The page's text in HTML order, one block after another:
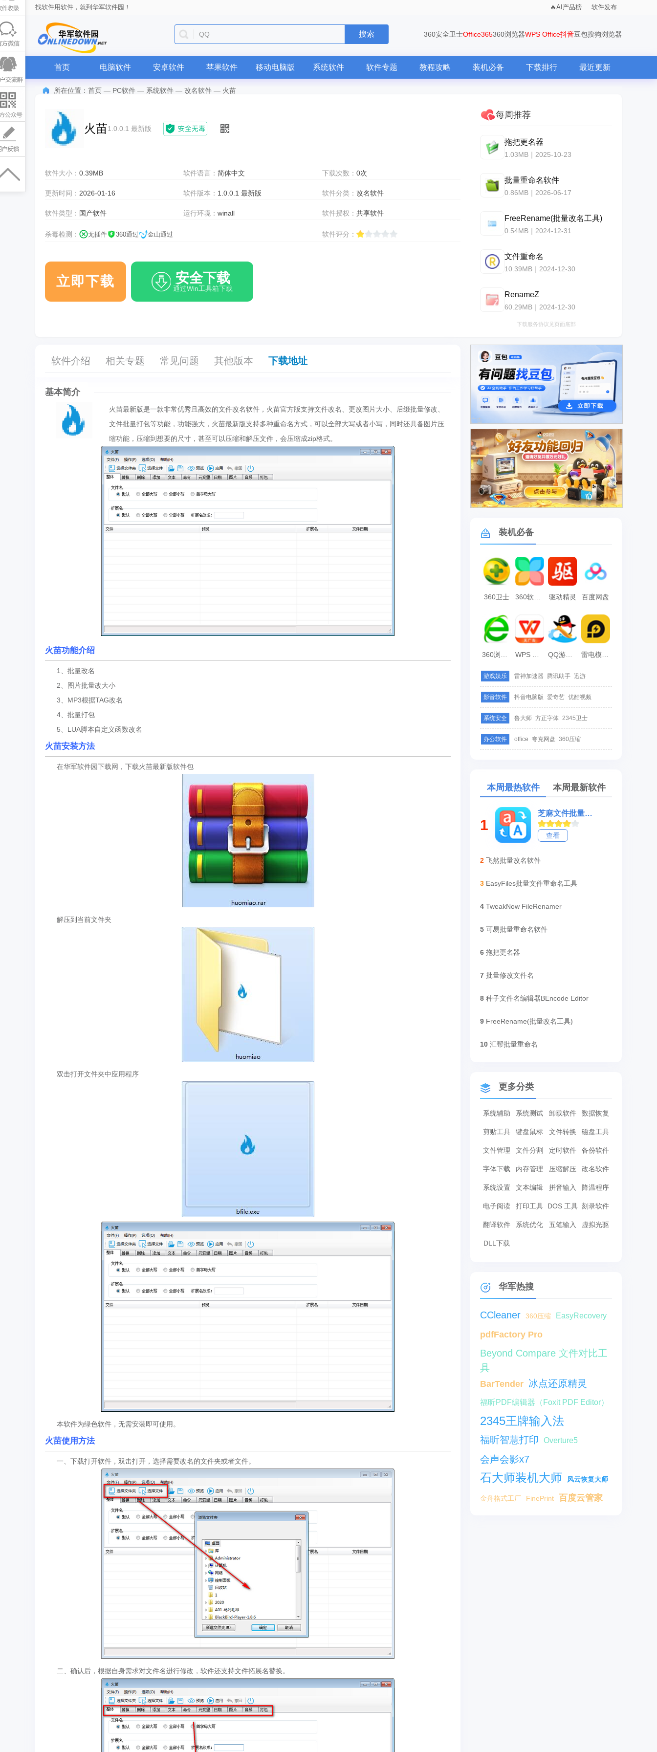
找软件用软件，就到华军软件园！ AI产品榜 软件发布
QQ 搜索 360安全卫士Office365360浏览器WPS Office抖音豆包搜狗浏览器
首页 电脑软件 安卓软件 苹果软件 移动电脑版 系统软件 软件专题 教程攻略 装机必备 下载排行 最近更新
所在位置： 首页 — PC软件 — 系统软件 — 改名软件 — 火苗
火苗1.0.0.1 最新版
软件大小： 0.39MB 软件语言：简体中文 下载次数： 0次
更新时间： 2026-01-16 软件版本： 1.0.0.1 最新版 软件分类： 改名软件
软件类型： 国产软件 运行环境：winall 软件授权： 共享软件
杀毒检测： 无插件 360通过 金山通过 软件评分：
立即下载 安全下载
通过Win工具箱下载
每周推荐
拖把更名器
1.03MB｜2025-10-23
批量重命名软件
0.86MB｜2026-06-17
FreeRename(批量改名工具)
0.54MB｜2024-12-31
文件重命名
10.39MB｜2024-12-30
RenameZ
60.29MB｜2024-12-30
下载服务协议见页面底部
软件介绍 相关专题 常见问题 其他版本 下载地址
基本简介
火苗最新版是一款非常优秀且高效的文件改名软件，火苗官方版支持文件改名、更改图片大小、后缀批量修改、
文件批量打包等功能，功能强大，火苗最新版支持多种重命名方式，可以全部大写或者小写，同时还具备图片压
缩功能，压缩到想要的尺寸，甚至可以压缩和解压文件，会压缩成zip格式。
火苗功能介绍
1、批量改名
2、图片批量改大小
3、MP3根据TAG改名
4、批量打包
5、LUA脚本自定义函数改名
火苗安装方法
在华军软件园下载网，下载火苗最新版软件包
解压到当前文件夹
双击打开文件夹中应用程序
本软件为绿色软件，无需安装即可使用。
火苗使用方法
一、下载打开软件，双击打开，选择需要改名的文件夹或者文件。
二、确认后，根据自身需求对文件名进行修改，软件还支持文件拓展名替换。
广告
广告
装机必备
360卫士 360软件管家 驱动精灵 百度网盘
雷电模拟器
游戏娱乐 雷神加速器 腾讯助手 迅游
影音软件 抖音电脑版 爱奇艺 优酷视频
系统安全 鲁大师 方正字体 2345卫士
办公软件 office 夸克网盘 360压缩
本周最热软件 本周最新软件
1
芝麻文件批量重命名
查看
2 飞然批量改名软件
3 EasyFiles批量文件重命名工具
4 TweakNow FileRenamer
5 可易批量重命名软件
6 拖把更名器
7 批量修改文件名
8 种子文件名编辑器BEncode Editor
9 FreeRename(批量改名工具)
10 汇帮批量重命名
更多分类
系统辅助 系统测试 卸载软件 数据恢复
剪贴工具 键盘鼠标 文件转换 磁盘工具
文件管理 文件分割 定时软件 备份软件
字体下载 内存管理 压缩解压 改名软件
系统设置 文本编辑 拼音输入 降温程序
电子阅读 打印工具 DOS 工具 刻录软件
翻译软件 系统优化 五笔输入 虚拟光驱
DLL下载
华军热搜
CCleaner 360压缩 EasyRecovery
pdfFactory Pro
Beyond Compare 文件对比工
具
BarTender 冰点还原精灵
福昕PDF编辑器（Foxit PDF Editor）
2345王牌输入法
福昕智慧打印 Overture5
会声会影x7
石大师装机大师 风云恢复大师
金舟格式工厂 FinePrint 百度云管家